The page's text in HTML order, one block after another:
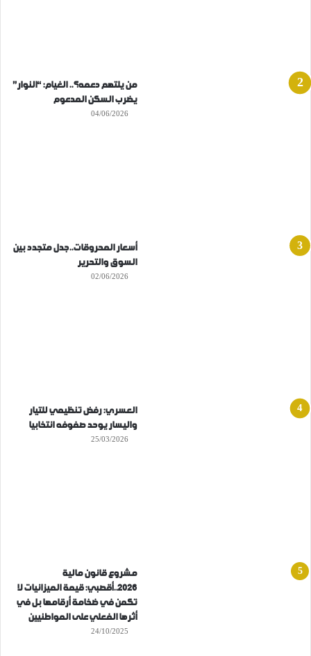
من يلتهم دعمه؟.. الغيام: “النوار”
يضرب السكن المدعوم
04/06/2026
أسعار المحروقات..جدل متجدد بين
السوق والتحرير
02/06/2026
العسري: رفض تنظيمي للتيار
واليسار يوحد صفوفه انتخابيا
25/03/2026
مشروع قانون مالية
2026..أقصبي: قيمة الميزانيات لا
تكمن في ضخامة أرقامها بل في
أثرها الفعلي على المواطنيين
24/10/2025